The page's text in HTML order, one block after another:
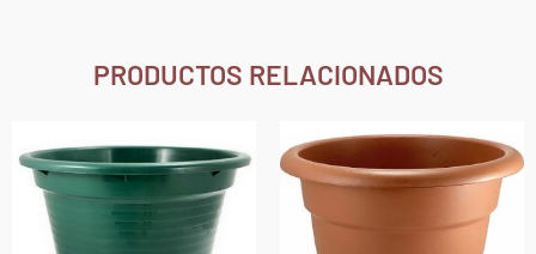
PRODUCTOS RELACIONADOS